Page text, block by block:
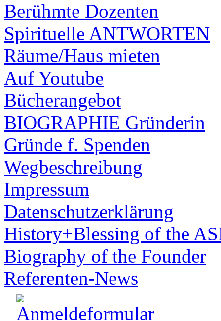
Berühmte Dozenten
Spirituelle ANTWORTEN
Räume/Haus mieten
Auf Youtube
Bücherangebot
BIOGRAPHIE Gründerin
Gründe f. Spenden
Wegbeschreibung
Impressum
Datenschutzerklärung
History+Blessing of the
Biography of the Founder
Referenten-News